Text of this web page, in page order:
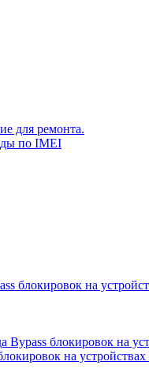
для ремонта.
по IMEI
блокировок на
блокировок на
на